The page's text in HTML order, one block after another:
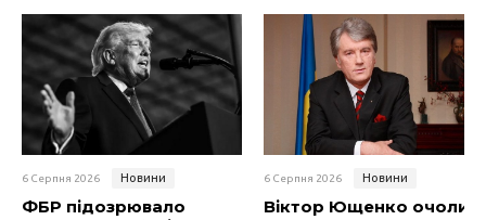
6 Серпня 2026 Новини
ФБР підозрювало
6 Серпня 2026 Новини
Віктор Ющенко очолив